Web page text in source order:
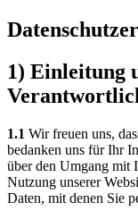
1) Einleitung
1.1 Wir freuen uns,
bedanken uns für Ihr
über den Umgang mit
Nutzung unserer
Daten, mit denen Sie